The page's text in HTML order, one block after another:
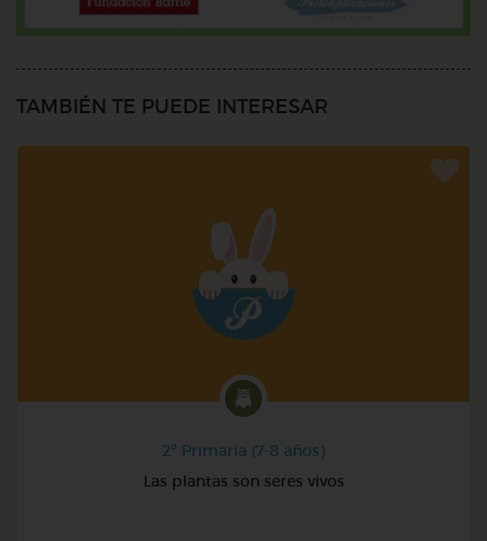
TAMBIÉN TE PUEDE INTERESAR
2º Primaria (7-8 años)
Las plantas son seres vivos